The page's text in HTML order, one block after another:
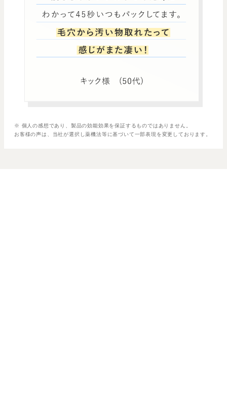
※ 個人の感想であり、製品の効能効果を保証するものではありません。
お客様の声は、当社が選択し薬機法等に基づいて一部表現を変更しております。